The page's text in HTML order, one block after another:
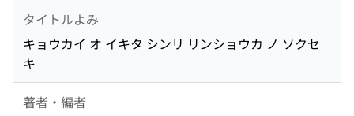
タイトルよみ
キョウカイ オ イキタ シンリ リンショウカ ノ ソクセ
キ
著者・編者